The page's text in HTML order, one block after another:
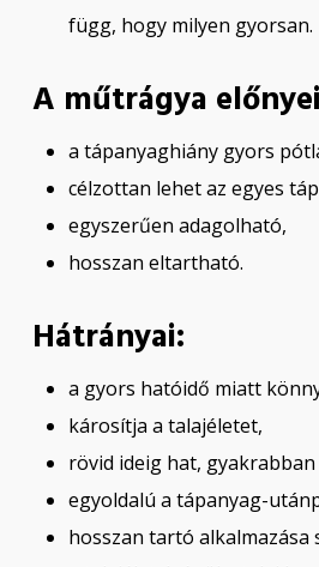
függ, hogy milyen gyorsan.
A műtrágya
a tápanyaghiány gyors
célzottan lehet az egyes
egyszerűen adagolható,
hosszan eltartható.
Hátrányai:
a gyors hatóidő miatt
károsítja a talajéletet,
rövid ideig hat,
egyoldalú a tápanyag-
hosszan tartó alkalmazása